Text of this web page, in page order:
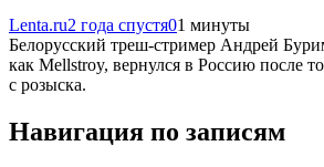
Lenta.ru2 года спустя01 минуты
Белорусский треш-стример Андрей
как Mellstroy, вернулся в Россию после
с розыска.
Навигация по записям